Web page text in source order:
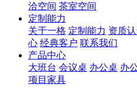
洽空间 茶室空间
定制能力
关于一格 定制能力 资质
心 经典客户 联系我们
产品中心
大班台 会议桌 办公桌 办
项目家具